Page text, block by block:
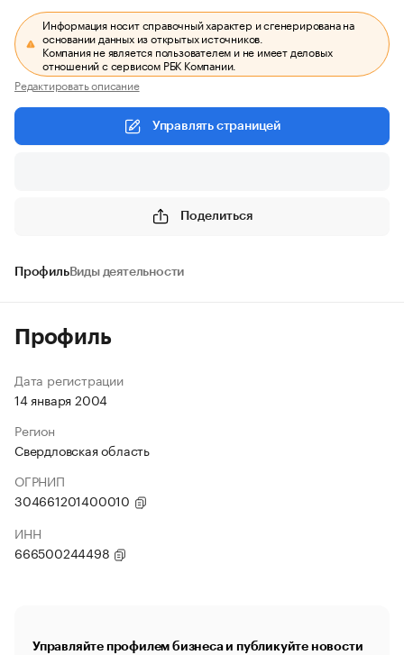
Информация носит справочный характер и сгенерирована на
основании данных из открытых источников.
Компания не является пользователем и не имеет деловых
отношений с сервисом РБК Компании.
Редактировать описание
Управлять страницей
Поделиться
ПрофильВиды деятельности
Профиль
Дата регистрации
14 января 2004
Регион
Свердловская область
ОГРНИП
304661201400010
ИНН
666500244498
Управляйте профилем бизнеса и публикуйте новости